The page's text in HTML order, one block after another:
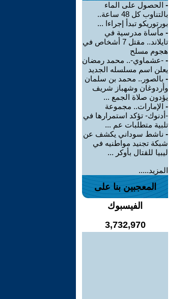
- الحصول على الماء
بالتناوب كل 48 ساعة..
بورتوريكو تبدأ إجراءا ...
- مأساة مدرسية في
تايلاند.. مقتل 7 أشخاص في
هجوم مسلح
- -عشماوي-.. محمد رمضان
يعلن اسم مسلسله الجديد
- بالصور.. محمد بن سلمان
وأردوغان وشهباز شريف
يؤدون صلاة الجمع ...
- الإمارات.. مجموعة
-أدنوك- تؤكد استمرارها في
تلبية متطلبات عم ...
- ناشط سوداني يكشف عن
شبكة تجنيد مواطنيه في
ليبيا للقتال بأوكر ...
المزيد.....
المعجبين بنا على
الفيسبوك
3,732,970